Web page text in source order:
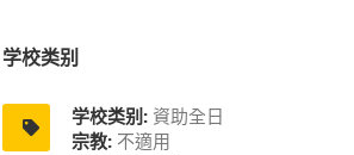
学校类别
学校类别: 資助全日
宗教: 不適用